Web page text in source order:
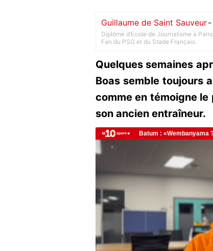
Guillaume de Saint Sauveur-
Diplômé d’Ecole de Journalisme à
Fan du PSG et du Stade Français.
Quelques semaines
Boas semble toujours
comme en témoigne
son ancien entraîneur.